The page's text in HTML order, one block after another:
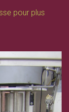
pour plus